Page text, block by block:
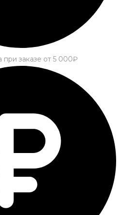
при заказе от 5 000₽